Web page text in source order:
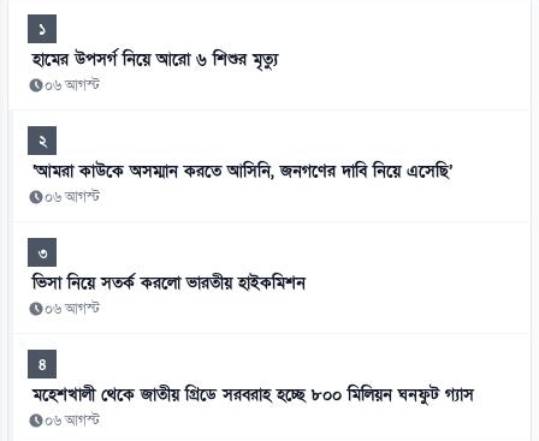
১
হামের উপসর্গ নিয়ে আরো ৬ শিশুর মৃত্যু
০৬ আগস্ট
২
‘আমরা কাউকে অসম্মান করতে আসিনি, জনগণের দাবি নিয়ে এসেছি’
০৬ আগস্ট
৩
ভিসা নিয়ে সতর্ক করলো ভারতীয় হাইকমিশন
০৬ আগস্ট
৪
মহেশখালী থেকে জাতীয় গ্রিডে সরবরাহ হচ্ছে ৮০০ মিলিয়ন ঘনফুট গ্যাস
০৬ আগস্ট